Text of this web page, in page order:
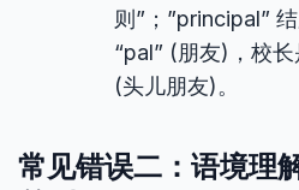
则”；”principal”
“pal” (朋友)，校
(头儿朋友)。
常见错误二：语境理